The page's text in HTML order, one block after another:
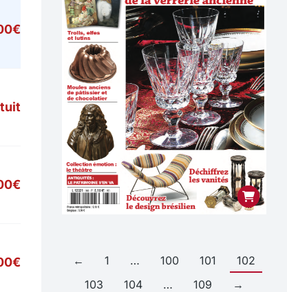
← 1 … 100 101
102
103
104 … 109 →